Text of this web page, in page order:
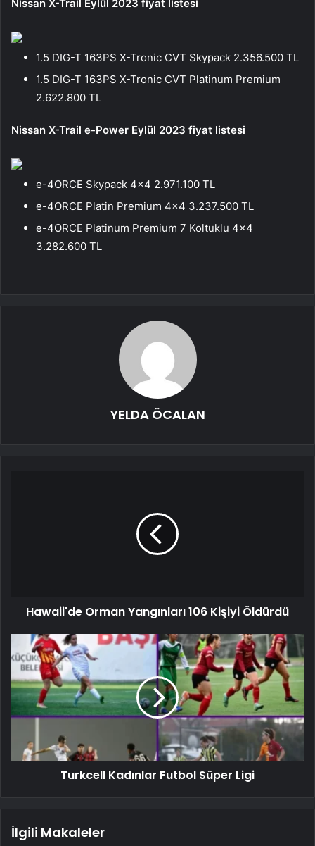
Nissan X-Trail Eylül 2023 fiyat listesi
1.5 DIG-T 163PS X-Tronic CVT Skypack 2.356.500 TL
1.5 DIG-T 163PS X-Tronic CVT Platinum Premium
2.622.800 TL
Nissan X-Trail e-Power Eylül 2023 fiyat listesi
e-4ORCE Skypack 4×4 2.971.100 TL
e-4ORCE Platin Premium 4×4 3.237.500 TL
e-4ORCE Platinum Premium 7 Koltuklu 4×4
3.282.600 TL
YELDA ÖCALAN
Hawaii'de Orman Yangınları 106 Kişiyi Öldürdü
Turkcell Kadınlar Futbol Süper Ligi
İlgili Makaleler